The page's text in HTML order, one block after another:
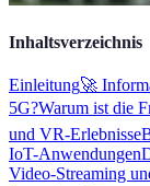
Inhaltsverzeichnis
Einleitung🚀
5G?Warum ist die
und VR-Erlebnisse
IoT-Anwendungen
Video-Streaming